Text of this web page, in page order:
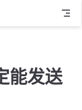
能发送